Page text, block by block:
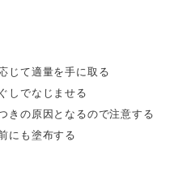
じて適量を手に取る
しでなじませる
きの原因となるので注意する
にも塗布する